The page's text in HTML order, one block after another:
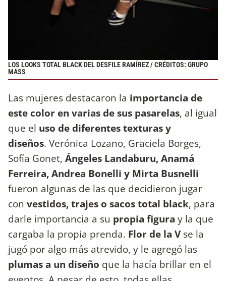
LOS LOOKS TOTAL BLACK DEL DESFILE RAMÍREZ / CRÉDITOS: GRUPO
MASS
Las mujeres destacaron la importancia de
este color en varias de sus pasarelas, al igual
que el uso de diferentes texturas y
diseños. Verónica Lozano, Graciela Borges,
Sofía Gonet, Ángeles Landaburu, Anamá
Ferreira, Andrea Bonelli y Mirta Busnelli
fueron algunas de las que decidieron jugar
con vestidos, trajes o sacos total black, para
darle importancia a su propia figura y la que
cargaba la propia prenda. Flor de la Vse la
jugó por algo más atrevido, y le agregó las
plumas a un diseño que la hacía brillar en el